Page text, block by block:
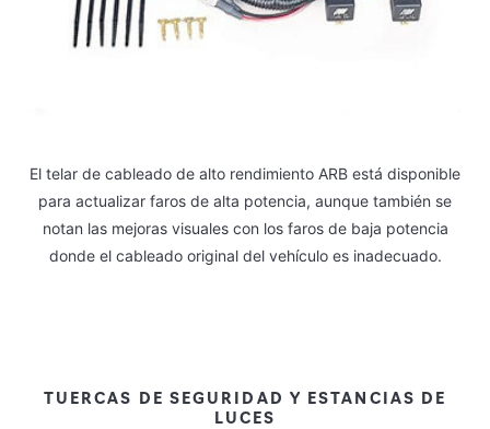
El telar de cableado de alto rendimiento ARB está disponible
para actualizar faros de alta potencia, aunque también se
notan las mejoras visuales con los faros de baja potencia
donde el cableado original del vehículo es inadecuado.
TUERCAS DE SEGURIDAD Y ESTANCIAS DE
LUCES